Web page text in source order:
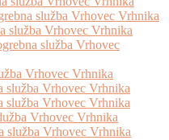
služba Vrhovec Vrhnika
služba Vrhovec Vrhnika
služba Vrhovec
Vrhovec Vrhnika
služba Vrhovec Vrhnika
služba Vrhovec Vrhnika
Vrhovec Vrhnika
služba Vrhovec Vrhnika